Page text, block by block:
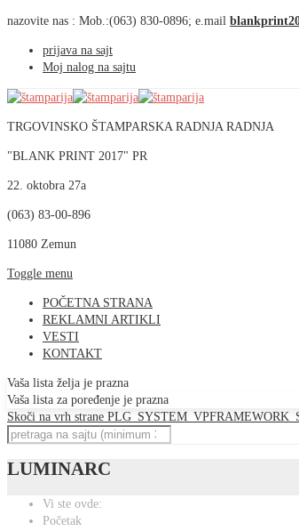
nazovite nas : Mob.:(063) 830-0896; e.mail
prijava na sajt
Moj nalog na sajtu
TRGOVINSKO ŠTAMPARSKA RADNJA RADNJA
"BLANK PRINT 2017" PR
22. oktobra 27a
(063) 83-00-896
11080 Zemun
Toggle menu
POČETNA STRANA
REKLAMNI ARTIKLI
VESTI
KONTAKT
Vaša lista želja je prazna
Vaša lista za poređenje je prazna
Skoči na vrh strane
LUMINARC
Vi ste ovde:
Početak